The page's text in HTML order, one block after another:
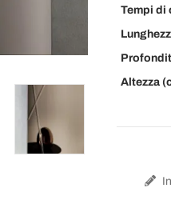
Tempi di
Altezza